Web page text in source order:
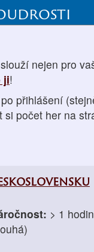
nejen pro
ji!
přihlášení
počet her na
> 1